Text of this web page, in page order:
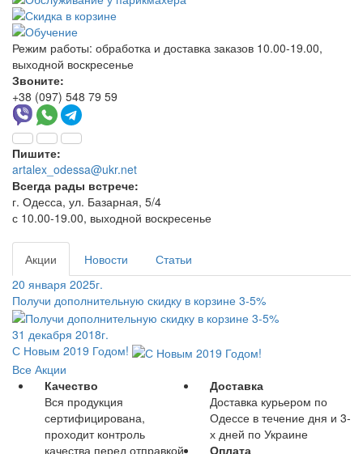
Режим работы: обработка и доставка заказов 10.00-19.00,
выходной воскресенье
Звоните:
+38 (097) 548 79 59
Пишите:
artalex_odessa@ukr.net
Всегда рады встрече:
г. Одесса, ул. Базарная, 5/4
с 10.00-19.00, выходной воскресенье
Акции Новости
Статьи
20 января 2025г.
Получи дополнительную скидку в корзине 3-5%
31 декабря 2018г.
С Новым 2019 Годом!
Все Акции
Качество
Вся продукция
сертифицирована,
проходит контроль
качества перед отправкой
Доставка
Доставка курьером по
Одессе в течение дня и 3-
х дней по Украине
Оплата